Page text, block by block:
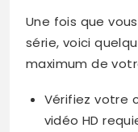
Une fois que
série, voici
maximum de
Vérifiez votre
vidéo HD